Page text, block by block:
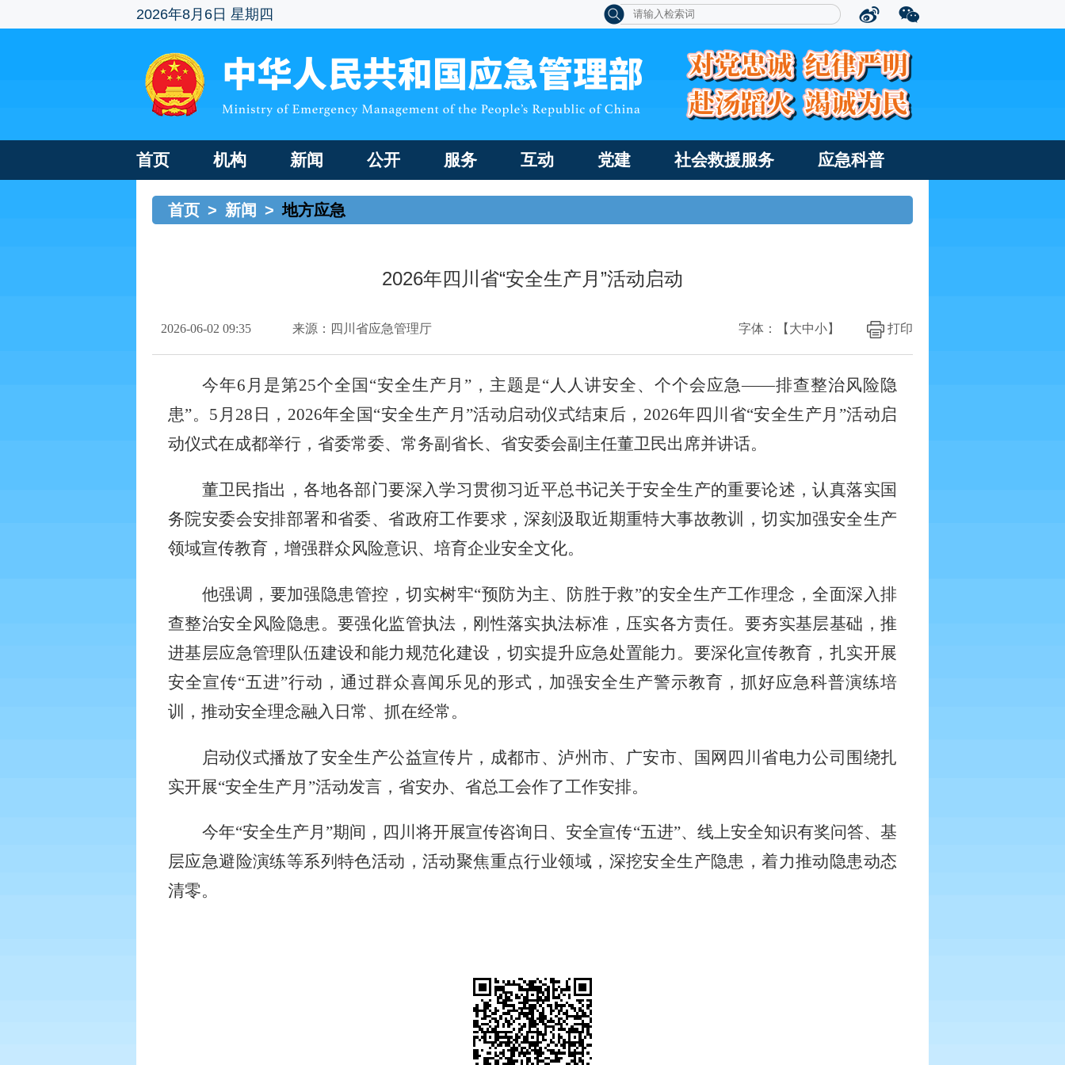
2026年8月6日 星期四
首页 机构 新闻 公开 服务 互动 党建 社会救援服务 应急科普
首页 > 新闻 > 地方应急
2026年四川省“安全生产月”活动启动
2026-06-02 09:35 来源：四川省应急管理厅 打印
字体：【 大中小】
今年6月是第25个全国“安全生产月”，主题是“人人讲安全、个个会应急——排查整治风险隐
患”。5月28日，2026年全国“安全生产月”活动启动仪式结束后， 2026年四川省“安全生产月”活动启
动仪式在成都举行，省委常委、常务副省长、省安委会副主任董卫民出席并讲话。
董卫民指出，各地各部门要深入学习贯彻习近平总书记关于安全生产的重要论述，认真落实国
务院安委会安排部署和省委、省政府工作要求，深刻汲取近期重特大事故教训，切实加强安全生产
领域宣传教育，增强群众风险意识、培育企业安全文化。
他强调，要加强隐患管控，切实树牢“预防为主、防胜于救”的安全生产工作理念，全面深入排
查整治安全风险隐患。要强化监管执法，刚性落实执法标准，压实各方责任。要夯实基层基础，推
进基层应急管理队伍建设和能力规范化建设，切实提升应急处置能力。要深化宣传教育，扎实开展
安全宣传“五进”行动，通过群众喜闻乐见的形式，加强安全生产警示教育，抓好应急科普演练培
训，推动安全理念融入日常、抓在经常。
启动仪式播放了安全生产公益宣传片，成都市、泸州市、广安市、国网四川省电力公司围绕扎
实开展“安全生产月”活动发言，省安办、省总工会作了工作安排。
今年“安全生产月”期间，四川将开展宣传咨询日、安全宣传“五进”、线上安全知识有奖问答、基
层应急避险演练等系列特色活动，活动聚焦重点行业领域，深挖安全生产隐患，着力推动隐患动态
清零。